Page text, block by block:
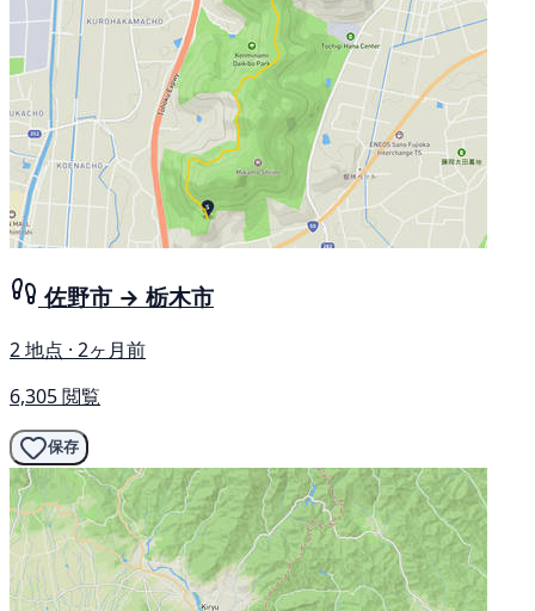
佐野市 → 栃木市
2 地点 · 2ヶ月前
6,305 閲覧
保存